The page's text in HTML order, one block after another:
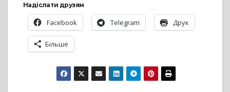
Надіслати друзям
Facebook Telegram Друк
Більше